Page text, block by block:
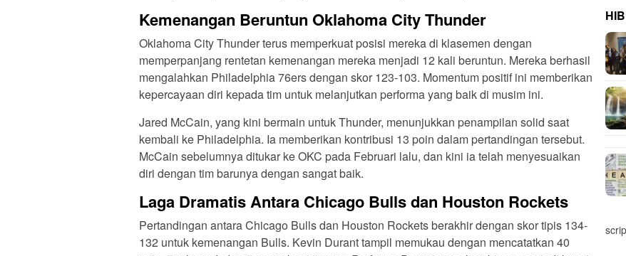
Kemenangan Beruntun Oklahoma City Thunder
Oklahoma City Thunder terus memperkuat posisi mereka di klasemen dengan
memperpanjang rentetan kemenangan mereka menjadi 12 kali beruntun. Mereka berhasil
mengalahkan Philadelphia 76ers dengan skor 123-103. Momentum positif ini memberikan
kepercayaan diri kepada tim untuk melanjutkan performa yang baik di musim ini.
Jared McCain, yang kini bermain untuk Thunder, menunjukkan penampilan solid saat
kembali ke Philadelphia. Ia memberikan kontribusi 13 poin dalam pertandingan tersebut.
McCain sebelumnya ditukar ke OKC pada Februari lalu, dan kini ia telah menyesuaikan
diri dengan tim barunya dengan sangat baik.
Laga Dramatis Antara Chicago Bulls dan Houston Rockets
Pertandingan antara Chicago Bulls dan Houston Rockets berakhir dengan skor tipis 134-
132 untuk kemenangan Bulls. Kevin Durant tampil memukau dengan mencatatkan 40